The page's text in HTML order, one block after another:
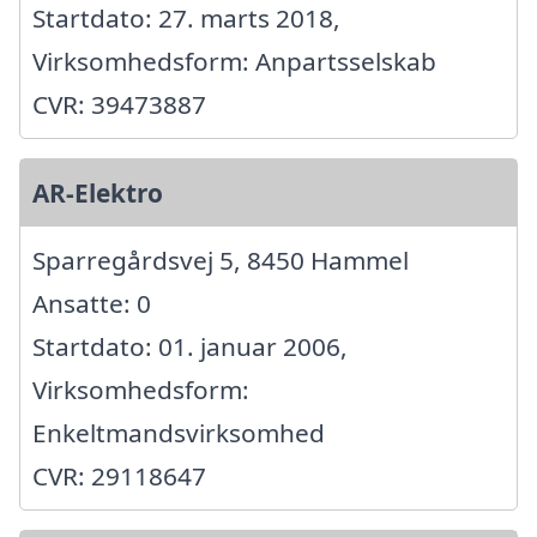
Startdato: 27. marts 2018,
Virksomhedsform: Anpartsselskab
CVR: 39473887
AR-Elektro
Sparregårdsvej 5, 8450 Hammel
Ansatte: 0
Startdato: 01. januar 2006,
Virksomhedsform:
Enkeltmandsvirksomhed
CVR: 29118647